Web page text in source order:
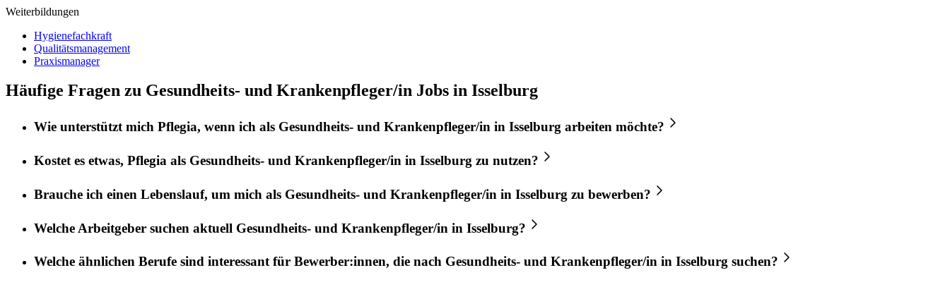
Weiterbildungen
Hygienefachkraft
Qualitätsmanagement
Praxismanager
Häufige Fragen zu Gesundheits- und Krankenpfleger/in Jobs in Isselburg
Wie unterstützt mich Pflegia, wenn ich als Gesundheits- und Krankenpfleger/in in Isselburg arbeiten möchte?
Kostet es etwas, Pflegia als Gesundheits- und Krankenpfleger/in in Isselburg zu nutzen?
Brauche ich einen Lebenslauf, um mich als Gesundheits- und Krankenpfleger/in in Isselburg zu bewerben?
Welche Arbeitgeber suchen aktuell Gesundheits- und Krankenpfleger/in in Isselburg?
Welche ähnlichen Berufe sind interessant für Bewerber:innen, die nach Gesundheits- und Krankenpfleger/in in Isselburg suchen?